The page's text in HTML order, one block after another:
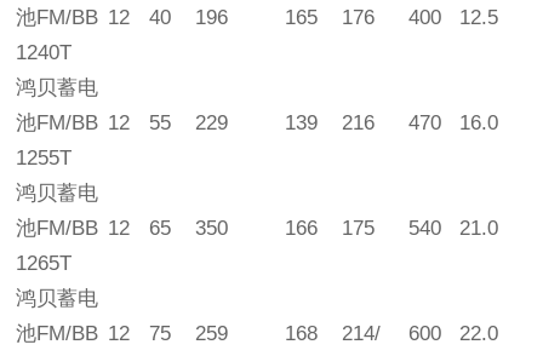
池FM/BB
1240T
12 40 196 165 176 400 12.5
鸿贝蓄电
池FM/BB
1255T
12 55 229 139 216 470 16.0
鸿贝蓄电
池FM/BB
1265T
12 65 350 166 175 540 21.0
鸿贝蓄电
池FM/BB 12 75 259 168 214/ 600 22.0